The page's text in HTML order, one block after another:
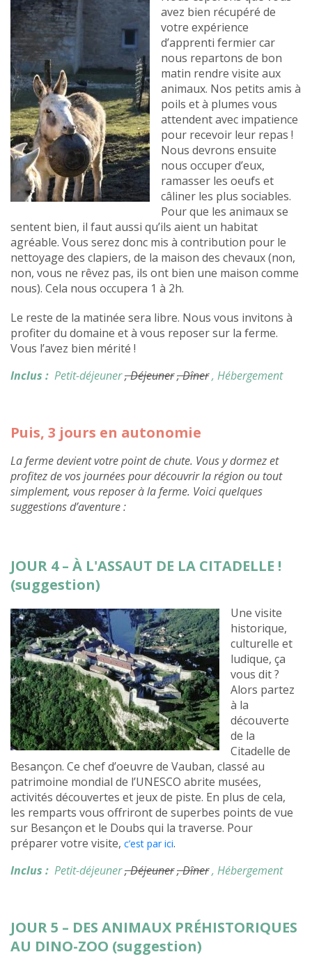
avez bien récupéré de
votre expérience
d’apprenti fermier car
nous repartons de bon
matin rendre visite aux
animaux. Nos petits amis à
poils et à plumes vous
attendent avec impatience
pour recevoir leur repas !
Nous devrons ensuite
nous occuper d’eux,
ramasser les oeufs et
câliner les plus sociables.
Pour que les animaux se
sentent bien, il faut aussi qu’ils aient un habitat
agréable. Vous serez donc mis à contribution pour le
nettoyage des clapiers, de la maison des chevaux (non,
non, vous ne rêvez pas, ils ont bien une maison comme
nous). Cela nous occupera 1 à 2h.
Le reste de la matinée sera libre. Nous vous invitons à
profiter du domaine et à vous reposer sur la ferme.
Vous l’avez bien mérité !
Inclus : Petit-déjeuner, Déjeuner, Dîner, Hébergement
Puis, 3 jours en autonomie
La ferme devient votre point de chute. Vous y dormez et
profitez de vos journées pour découvrir la région ou tout
simplement, vous reposer à la ferme. Voici quelques
suggestions d’aventure :
JOUR 4 – À L'ASSAUT DE LA CITADELLE !
(suggestion)
Une visite
historique,
culturelle et
ludique, ça
vous dit ?
Alors partez
à la
découverte
de la
Citadelle de
Besançon. Ce chef d’oeuvre de Vauban, classé au
patrimoine mondial de l’UNESCO abrite musées,
activités découvertes et jeux de piste. En plus de cela,
les remparts vous offriront de superbes points de vue
sur Besançon et le Doubs qui la traverse. Pour
préparer votre visite, c’est par ici.
Inclus : Petit-déjeuner, Déjeuner, Dîner, Hébergement
JOUR 5 – DES ANIMAUX PRÉHISTORIQUES
AU DINO-ZOO (suggestion)